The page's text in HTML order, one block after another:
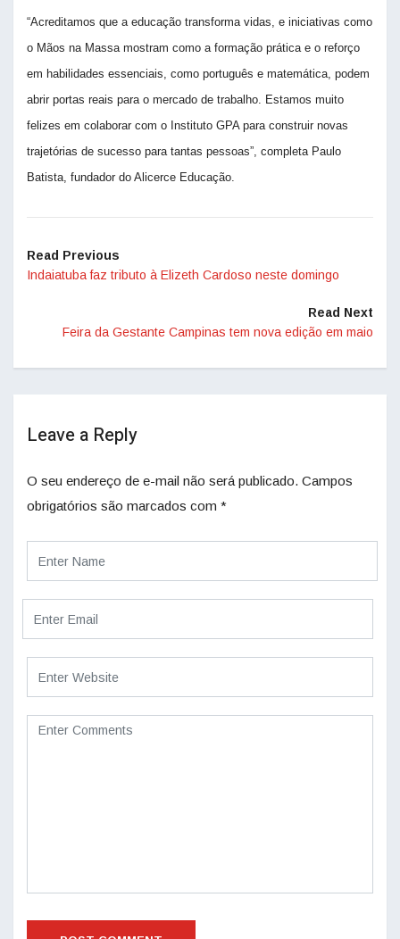
“Acreditamos que a educação transforma vidas, e iniciativas como
o Mãos na Massa mostram como a formação prática e o reforço
em habilidades essenciais, como português e matemática, podem
abrir portas reais para o mercado de trabalho. Estamos muito
felizes em colaborar com o Instituto GPA para construir novas
trajetórias de sucesso para tantas pessoas”, completa Paulo
Batista, fundador do Alicerce Educação.
Read Previous
Indaiatuba faz tributo à Elizeth Cardoso neste domingo
Read Next
Feira da Gestante Campinas tem nova edição em maio
Leave a Reply
O seu endereço de e-mail não será publicado. Campos
obrigatórios são marcados com *